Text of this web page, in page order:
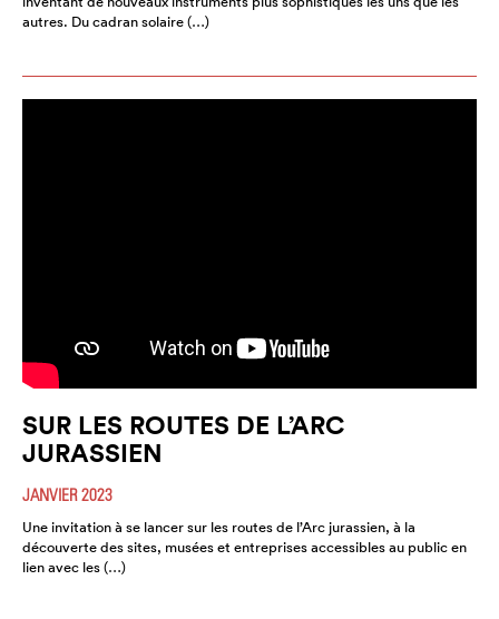
autres. Du cadran solaire (…)
SUR LES ROUTES DE L’ARC
JURASSIEN
JANVIER 2023
Une invitation à se lancer sur les routes de l’Arc jurassien, à la
découverte des sites, musées et entreprises accessibles au public en
lien avec les (…)